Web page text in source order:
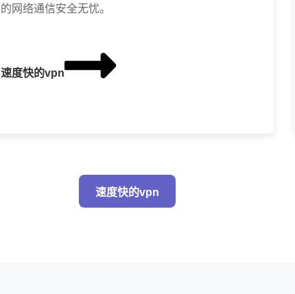
的网络通信安全无忧。
速度快的vpn
速度快的vpn